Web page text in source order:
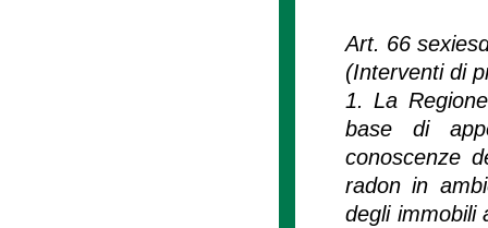
Art. 66
(Interventi di
1. La
base di
conoscenze
radon in
degli immobili